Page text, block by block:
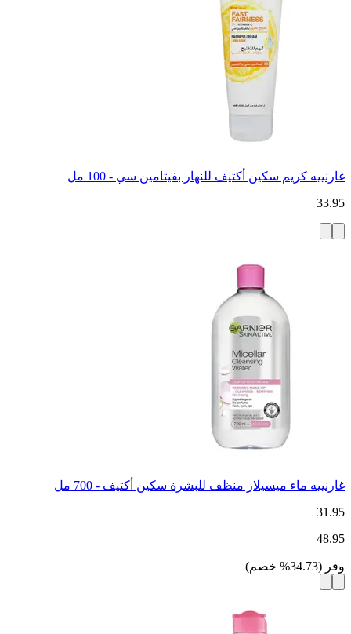
غارنييه كريم سكين أكتيف للنهار بفيتامين سي - 100 مل
33.95
غارنييه ماء ميسيلار منظف للبشرة سكين أكتيف - 700 مل
31.95
48.95
وفر (
34.73
% خصم)